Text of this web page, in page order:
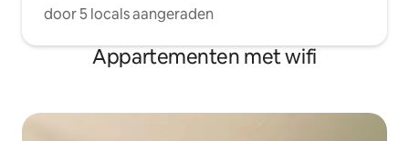
door 5 locals aangeraden
Appartementen met wifi